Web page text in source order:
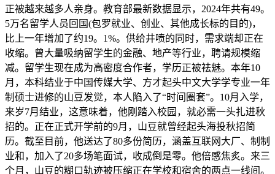
正被越来越多人亲身。教育部最新数据显示，2024年共有49。
5万名留学人员回国(包罗就业、创业、其他成长标的目的)，
比上一年增加了约19。1%。供给井喷的同时，需求端却正在
收缩。曾大量吸纳留学生的金融、地产等行业，聘请规模缩
减。留学生现在成为高密度合作者，学历正被祛魅。本年10
月，本科结业于中国传媒大学、方才起头中文大学学专业一年
制硕士进修的山豆发觉，本人陷入了“时间圈套”。10月入学，
来岁7月结业，这意味着，他刚踏入校园，就必需一头扎进秋
招的。正在正式开学前的9月，山豆就曾经起头海投秋招简
历。截至目前，他送达了80多份简历，涵盖互联网大厂、制制
业和，加入了20多场笔面试，收成倒是零。他倍感焦炙。来三
个月，山豆的糊口轨迹被压缩正在学校和宿舍的两点一线间。